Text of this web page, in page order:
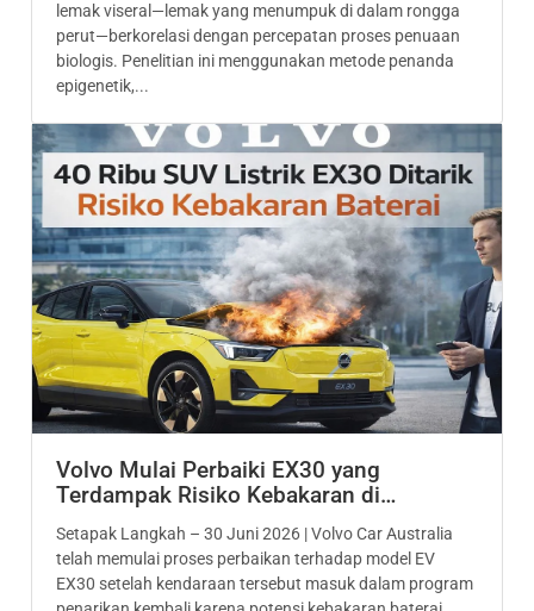
lemak viseral—lemak yang menumpuk di dalam rongga
perut—berkorelasi dengan percepatan proses penuaan
biologis. Penelitian ini menggunakan metode penanda
epigenetik,...
Volvo Mulai Perbaiki EX30 yang
Terdampak Risiko Kebakaran di…
Setapak Langkah – 30 Juni 2026 | Volvo Car Australia
telah memulai proses perbaikan terhadap model EV
EX30 setelah kendaraan tersebut masuk dalam program